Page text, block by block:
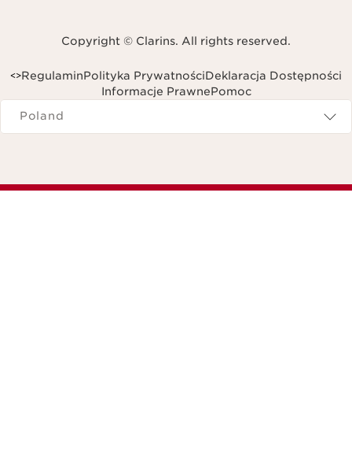
Copyright © Clarins. All rights reserved.
RegulaminPolityka PrywatnościDeklaracja Dostępności
<
Informacje Prawne
>
Pomoc
Navigates to
Poland